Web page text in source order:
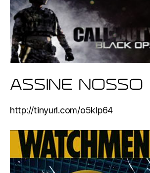
ASSINE NOSSO
http://tinyurl.com/o5klp64